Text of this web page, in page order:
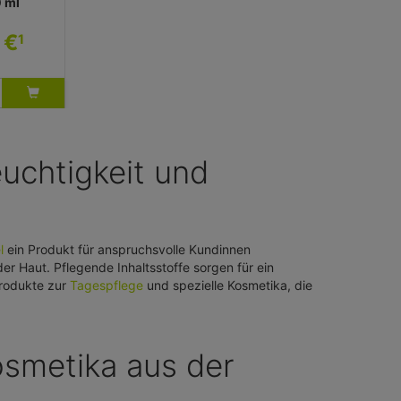
1
und
ein Produkt für anspruchsvolle Kundinnen
Haut. Pflegende Inhaltsstoffe sorgen für ein
zur Tagespflege und spezielle Kosmetika, die
aus der